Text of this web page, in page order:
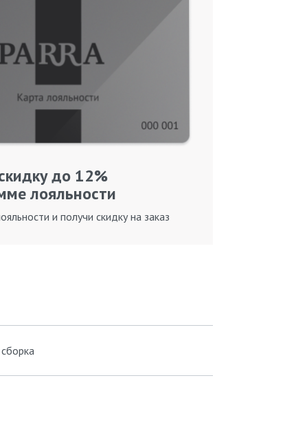
до 12%
лояльности
и получи скидку на заказ